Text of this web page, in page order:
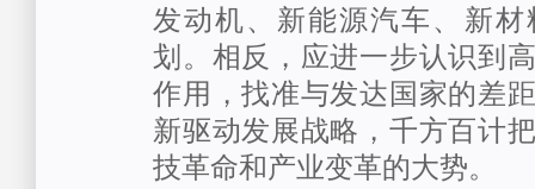
发动机、新能源汽车、新
划。相反，应进一步认识到
作用，找准与发达国家的差
新驱动发展战略，千方百计
技革命和产业变革的大势。